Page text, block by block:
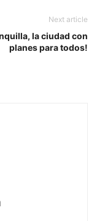
Next article
la ciudad con
planes para todos!